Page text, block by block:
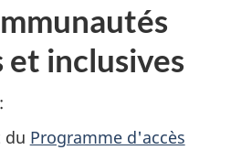
et inclusives
du Programme d'accès